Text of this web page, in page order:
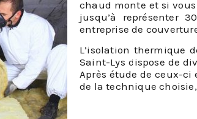
chaud monte et si
jusqu’à représenter
entreprise de
L’isolation thermique
Saint-Lys dispose de
Après étude de ceux-
de la technique